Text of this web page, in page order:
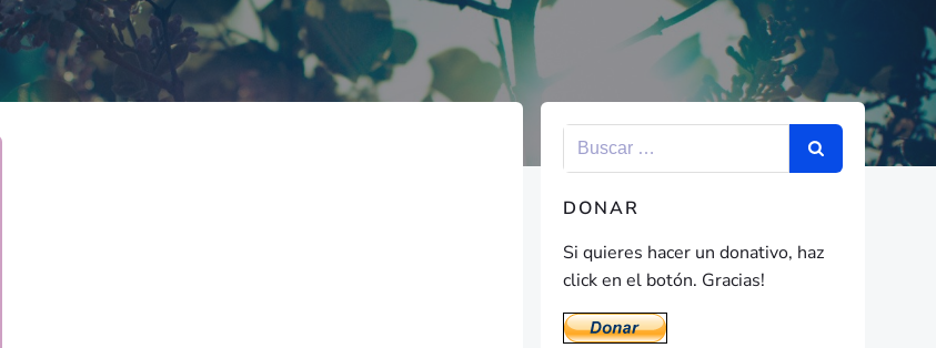
DONAR
Si quieres hacer un donativo, haz
click en el botón. Gracias!